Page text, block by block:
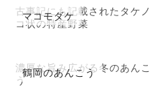
マコモダケ
古事記にも記載されたタケノ
コ状の特産野菜
鶴岡のあんこう
濃厚な旨み広がる冬のあんこ
う